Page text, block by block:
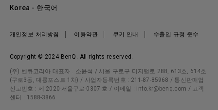
Copyright © 2024 BenQ. All rights reserved.
개인정보 처리방침 이용약관 쿠키 안내 수출입 규정 준수
Korea - 한국어
(주) 벤큐코리아 대표자 : 소윤석 / 서울 구로구 디지털로 288, 613호, 614호
(구로3동, 대륭포스트 1차) / 사업자등록번호 : 211-87-85968 / 통신판매업
신고번호 : 제 2020-서울구로-0307 호 / 이메일 : info.kr@benq.com / 고객
센터 : 1588-3866